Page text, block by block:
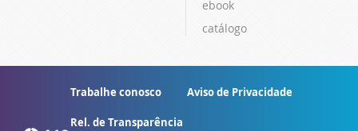
ebook
catálogo
Trabalhe conosco Aviso de Privacidade
Rel. de Transparência